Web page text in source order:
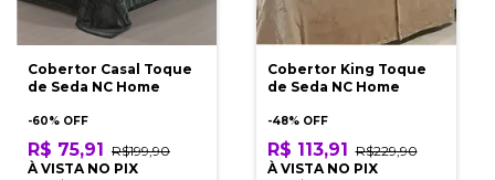
Cobertor Casal Toque
de Seda NC Home
-60% OFF
R$ 75,91
R$199,90
À VISTA NO PIX
Cobertor King Toque
de Seda NC Home
-48% OFF
R$ 113,91
R$229,90
À VISTA NO PIX